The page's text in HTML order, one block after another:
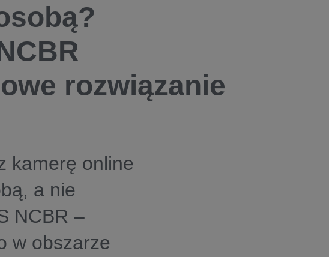
rozwiązanie
kamerę online
a nie
NCBR –
w obszarze